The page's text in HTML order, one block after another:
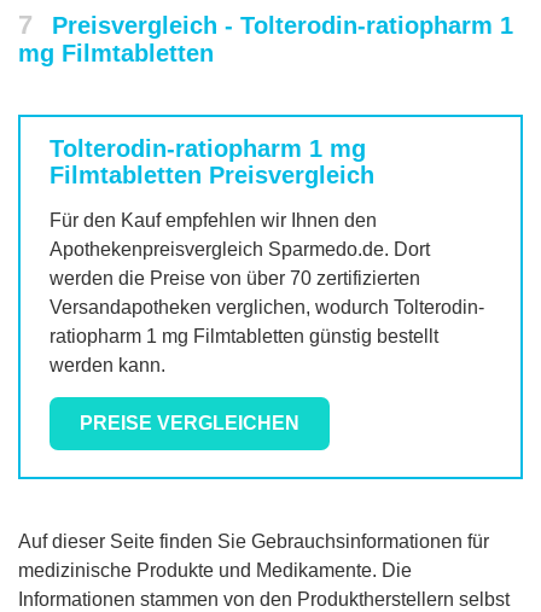
7
Preisvergleich - Tolterodin-ratiopharm 1
mg Filmtabletten
Tolterodin-ratiopharm 1 mg
Filmtabletten Preisvergleich
Für den Kauf empfehlen wir Ihnen den
Apothekenpreisvergleich Sparmedo.de. Dort
werden die Preise von über 70 zertifizierten
Versandapotheken verglichen, wodurch Tolterodin-
ratiopharm 1 mg Filmtabletten günstig bestellt
werden kann.
PREISE VERGLEICHEN
Auf dieser Seite finden Sie Gebrauchsinformationen für
medizinische Produkte und Medikamente. Die
Informationen stammen von den Produktherstellern selbst